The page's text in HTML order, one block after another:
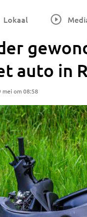
Lokaal
auto in
mei om 08:58